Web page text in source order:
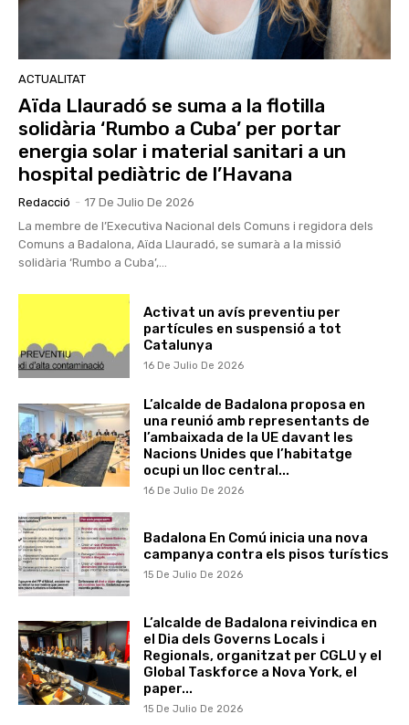
ACTUALITAT
Aïda Llauradó se suma a la flotilla
solidària ‘Rumbo a Cuba’ per portar
energia solar i material sanitari a un
hospital pediàtric de l’Havana
Redacció - 17 De Julio De 2026
La membre de l’Executiva Nacional dels Comuns i regidora dels
Comuns a Badalona, Aïda Llauradó, se sumarà a la missió
solidària ‘Rumbo a Cuba’,...
Activat un avís preventiu per
partícules en suspensió a tot
Catalunya
16 De Julio De 2026
L’alcalde de Badalona proposa en
una reunió amb representants de
l’ambaixada de la UE davant les
Nacions Unides que l’habitatge
ocupi un lloc central...
16 De Julio De 2026
Badalona En Comú inicia una nova
campanya contra els pisos turístics
15 De Julio De 2026
L’alcalde de Badalona reivindica en
el Dia dels Governs Locals i
Regionals, organitzat per CGLU y el
Global Taskforce a Nova York, el
paper...
15 De Julio De 2026